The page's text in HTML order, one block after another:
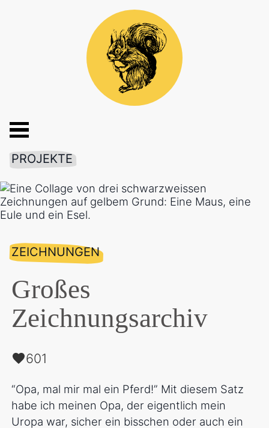
PROJEKTE
ZEICHNUNGEN
Großes
Zeichnungsarchiv
601
“Opa, mal mir mal ein Pferd!” Mit diesem Satz
habe ich meinen Opa, der eigentlich mein
Uropa war, sicher ein bisschen oder auch ein